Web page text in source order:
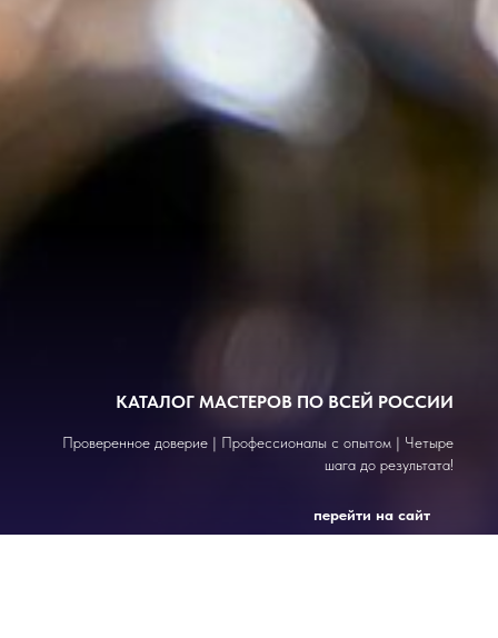
КАТАЛОГ МАСТЕРОВ ПО ВСЕЙ РОССИИ
Проверенное доверие | Профессионалы с опытом | Четыре
шага до результата!
перейти на сайт